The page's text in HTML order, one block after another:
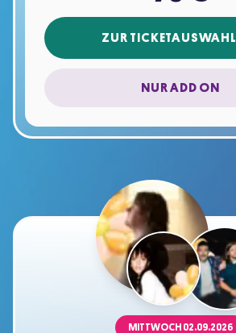
ZUR TICKETAUSWAHL
NUR ADD ON
MITTWOCH 02.09.2026